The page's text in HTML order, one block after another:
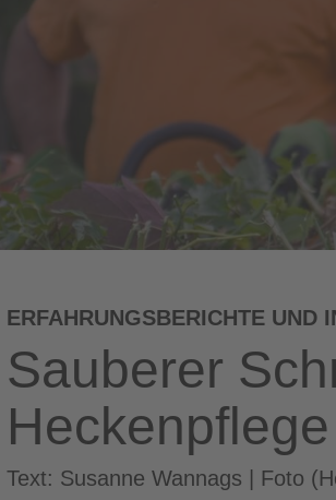
ERFAHRUNGSBERICHTE UND
Sauberer
Heckenpflege
Text: Susanne Wannags | Foto